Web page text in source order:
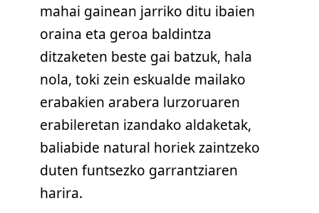
mahai gainean jarriko ditu ibaien
oraina eta geroa baldintza
ditzaketen beste gai batzuk, hala
nola, toki zein eskualde mailako
erabakien arabera lurzoruaren
erabileretan izandako aldaketak,
baliabide natural horiek zaintzeko
duten funtsezko garrantziaren
harira.